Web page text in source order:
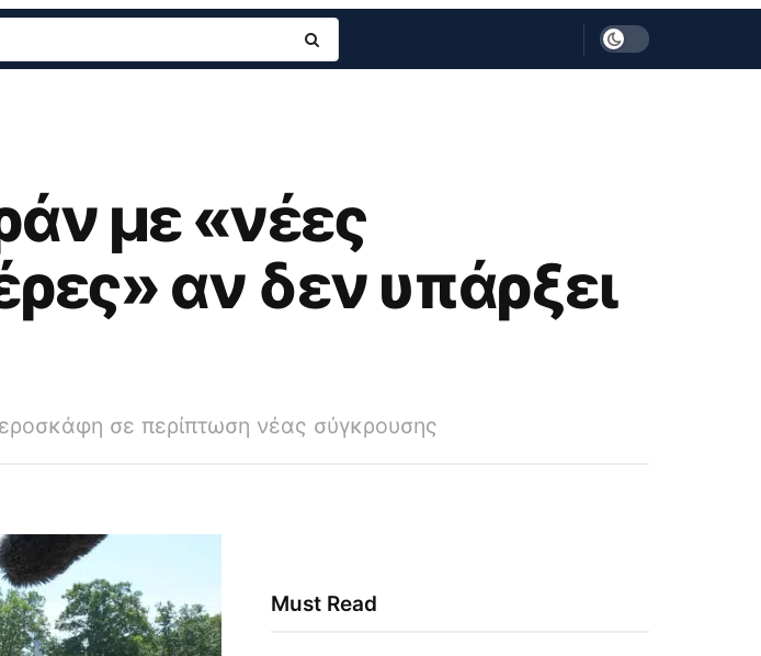
με «νέες
αν δεν υπάρξει
σε περίπτωση νέας σύγκρουσης
Must Read